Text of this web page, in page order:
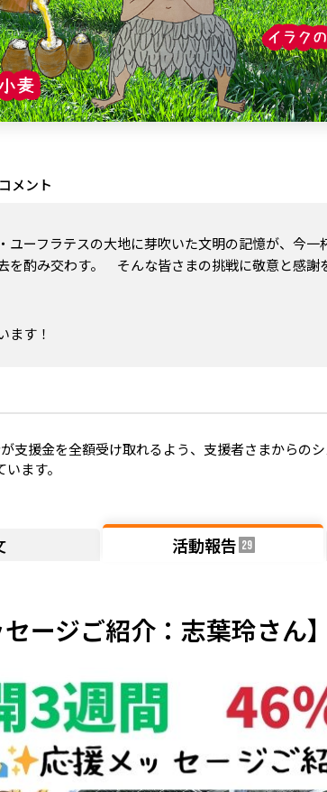
メント
ユーフラテスの大地に芽吹いた文明の記憶が、今
を酌み交わす。 そんな皆さまの挑戦に敬意と感謝
ます！
支援金を全額受け取れるよう、支援者さまからの
ます。
活動報告 29
セージご紹介：志葉玲さん】